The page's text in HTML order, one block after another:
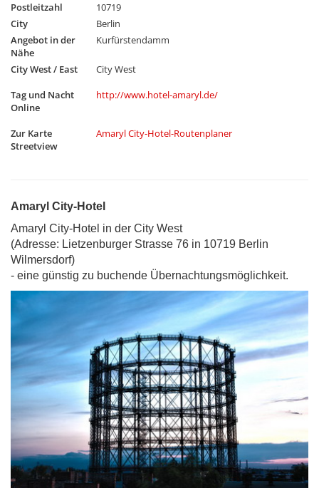
Postleitzahl
10719
City
Berlin
Angebot in der
Nähe
Kurfürstendamm
City West / East
City West
Tag und Nacht
Online
http://www.hotel-amaryl.de/
Zur Karte
Streetview
Amaryl City-Hotel-Routenplaner
Amaryl City-Hotel
Amaryl City-Hotel in der City West
(Adresse: Lietzenburger Strasse 76 in 10719 Berlin
Wilmersdorf)
- eine günstig zu buchende Übernachtungsmöglichkeit.